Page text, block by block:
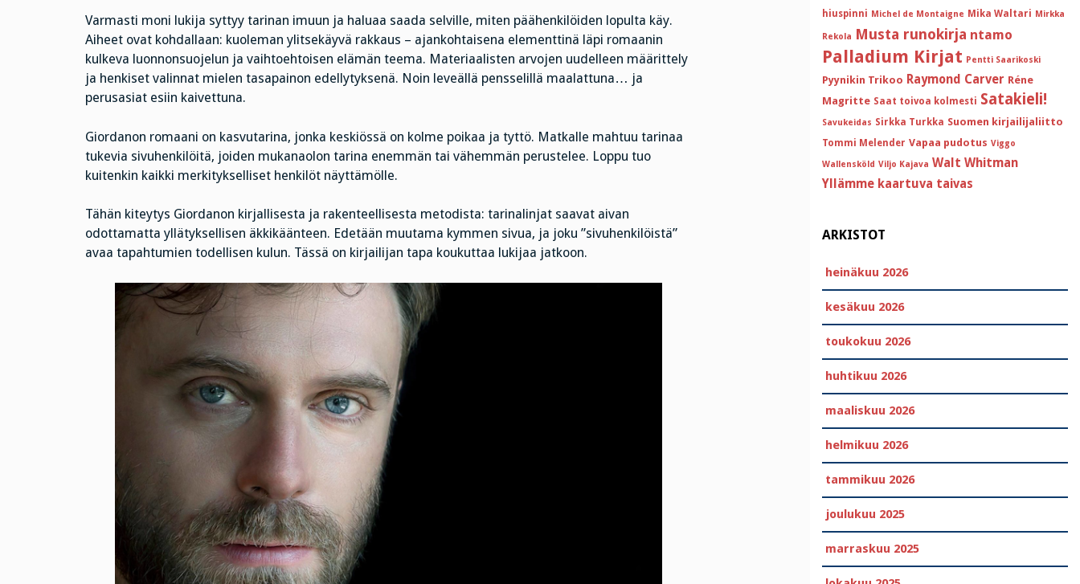
Varmasti moni lukija syttyy tarinan imuun ja haluaa saada selville, miten päähenkilöiden lopulta käy.
Aiheet ovat kohdallaan: kuoleman ylitsekäyvä rakkaus – ajankohtaisena elementtinä läpi romaanin
kulkeva luonnonsuojelun ja vaihtoehtoisen elämän teema. Materiaalisten arvojen uudelleen määrittely
ja henkiset valinnat mielen tasapainon edellytyksenä. Noin leveällä pensselillä maalattuna… ja
perusasiat esiin kaivettuna.
Giordanon romaani on kasvutarina, jonka keskiössä on kolme poikaa ja tyttö. Matkalle mahtuu tarinaa
tukevia sivuhenkilöitä, joiden mukanaolon tarina enemmän tai vähemmän perustelee. Loppu tuo
kuitenkin kaikki merkitykselliset henkilöt näyttämölle.
Tähän kiteytys Giordanon kirjallisesta ja rakenteellisesta metodista: tarinalinjat saavat aivan
odottamatta yllätyksellisen äkkikäänteen. Edetään muutama kymmen sivua, ja joku ”sivuhenkilöistä”
avaa tapahtumien todellisen kulun. Tässä on kirjailijan tapa koukuttaa lukijaa jatkoon.
hiuspinni Michel de Montaigne Mika Waltari Mirkka
Rekola Musta runokirja ntamo
Palladium Kirjat Pentti Saarikoski
Pyynikin Trikoo Raymond Carver Réne
Magritte Saat toivoa kolmesti Satakieli!
Savukeidas Sirkka Turkka Suomen kirjailijaliitto
Tommi Melender Vapaa pudotus Viggo
Wallensköld Viljo Kajava Walt Whitman
Yllämme kaartuva taivas
ARKISTOT
heinäkuu 2026
kesäkuu 2026
toukokuu 2026
huhtikuu 2026
maaliskuu 2026
helmikuu 2026
tammikuu 2026
joulukuu 2025
marraskuu 2025